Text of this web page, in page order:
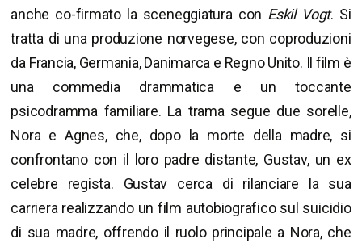
anche co-firmato la sceneggiatura con Eskil Vogt. Si
tratta di una produzione norvegese, con coproduzioni
da Francia, Germania, Danimarca e Regno Unito. Il film è
una commedia drammatica e un toccante
psicodramma familiare. La trama segue due sorelle,
Nora e Agnes, che, dopo la morte della madre, si
confrontano con il loro padre distante, Gustav, un ex
celebre regista. Gustav cerca di rilanciare la sua
carriera realizzando un film autobiografico sul suicidio
di sua madre, offrendo il ruolo principale a Nora, che